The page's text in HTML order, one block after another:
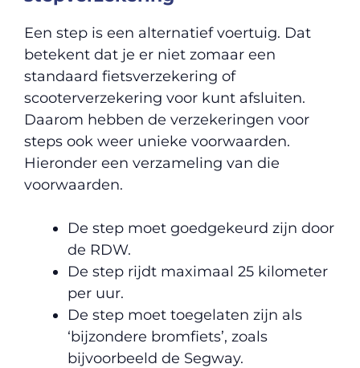
Een step is een alternatief voertuig. Dat
betekent dat je er niet zomaar een
standaard fietsverzekering of
scooterverzekering voor kunt afsluiten.
Daarom hebben de verzekeringen voor
steps ook weer unieke voorwaarden.
Hieronder een verzameling van die
voorwaarden.
De step moet goedgekeurd zijn door
de RDW.
De step rijdt maximaal 25 kilometer
per uur.
De step moet toegelaten zijn als
‘bijzondere bromfiets’, zoals
bijvoorbeeld de Segway.